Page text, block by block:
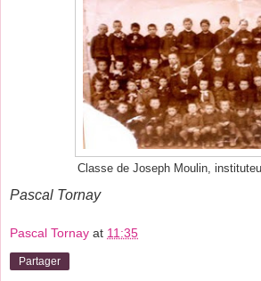
Classe de Joseph Moulin,
Pascal Tornay
Pascal Tornay at 11:35
Partager